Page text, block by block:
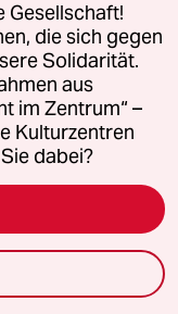
recht
recht, der
Gesellschaft!
die sich gegen
Solidarität.
aus
im Zentrum“ –
Kulturzentren
dabei?